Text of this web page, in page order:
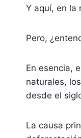
Y aquí, en la
Pero,
En esencia,
naturales,
desde el
La causa